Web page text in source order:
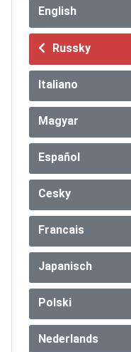
English
Russky
Italiano
Magyar
Español
Cesky
Francais
Japanisch
Polski
Nederlands